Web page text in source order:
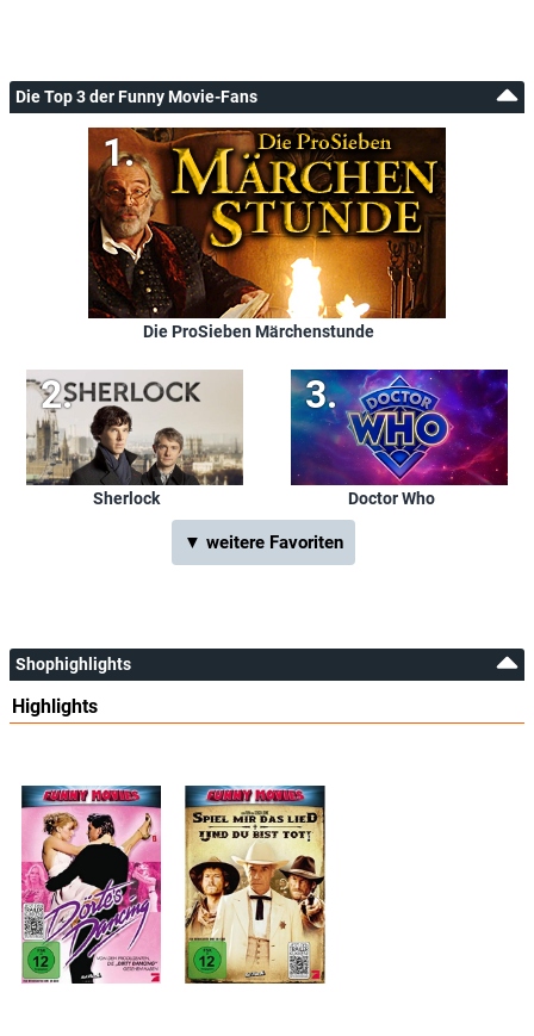
Die Top 3 der Funny Movie-Fans
Die ProSieben Märchenstunde
Sherlock Doctor Who
▼ weitere Favoriten
Shophighlights
Highlights